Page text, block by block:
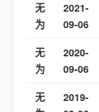
无
为
2021-
09-06
无
为
2020-
09-06
无
2019-